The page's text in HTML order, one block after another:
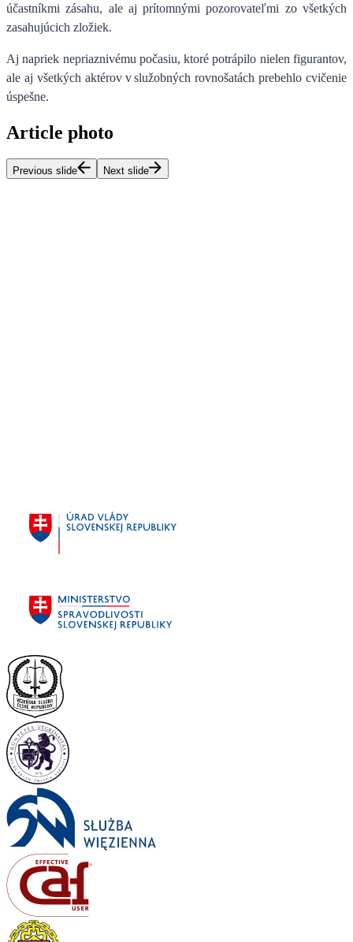
účastníkmi zásahu, ale aj prítomnými pozorovateľmi zo všetkých
zasahujúcich zložiek.
Aj napriek nepriaznivému počasiu, ktoré potrápilo nielen figurantov,
ale aj všetkých aktérov v služobných rovnošatách prebehlo cvičenie
úspešne.
Article photo
Previous slide Next slide